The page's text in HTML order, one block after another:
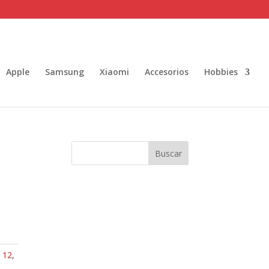
Apple Samsung Xiaomi Accesorios Hobbies
12,
Buscar